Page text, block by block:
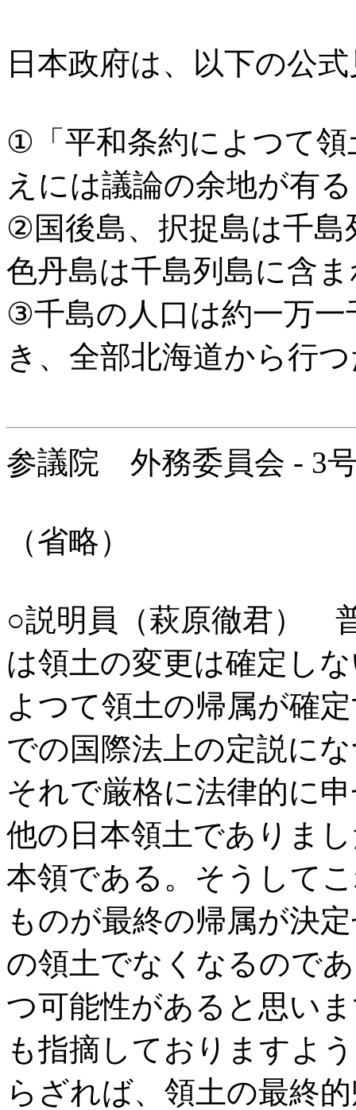
日本政府は、以下の公
①「平和条約によつて
えには議論の余地が有る
②国後島、択捉島は千
色丹島は千島列島に含
③千島の人口は約一万
き、全部北海道から行
参議院 外務委員会 - 3
（省略）
○説明員（萩原徹君）
は領土の変更は確定し
よつて領土の帰属が確
での国際法上の定説に
それで厳格に法律的に
他の日本領土でありま
本領である。そうして
ものが最終の帰属が決
の領土でなくなるので
つ可能性があると思い
も指摘しておりますよ
らざれば、領土の最終